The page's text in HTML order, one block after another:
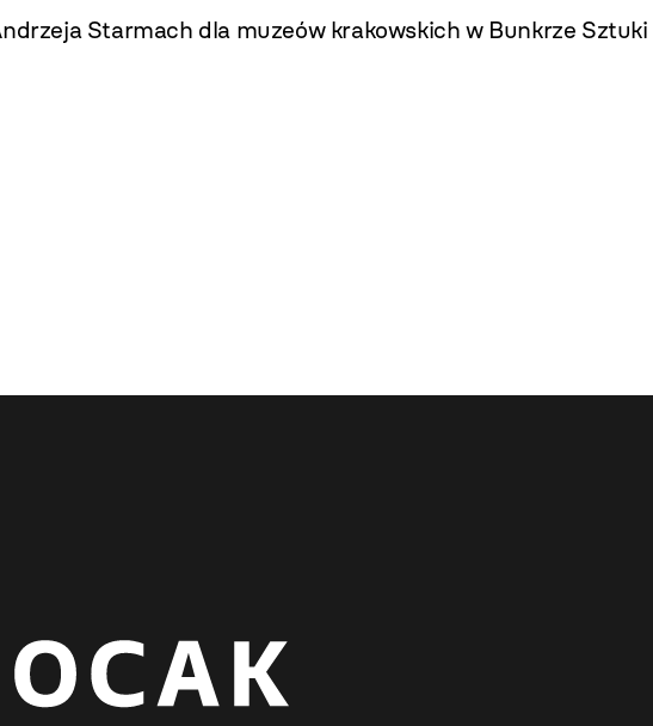
Starmach dla muzeów krakowskich w Bunkrze Sztuki